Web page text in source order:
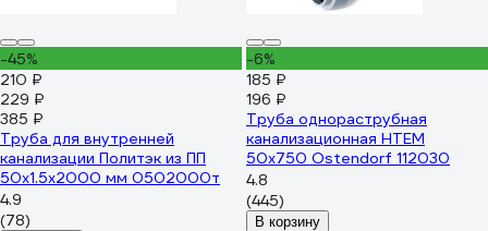
-45%
210 ₽
229 ₽
385 ₽
Труба для внутренней
канализации Политэк из ПП
50х1.5х2000 мм 0502000т
4.9
(78)
-6%
185 ₽
196 ₽
Труба однораструбная
канализационная HTEM
50х750 Ostendorf 112030
4.8
(445)
В корзину